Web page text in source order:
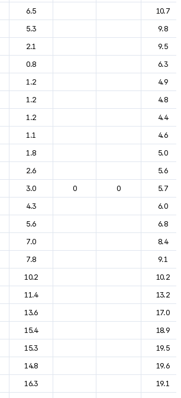
6.5
10.7
5.3
9.8
2.1
9.5
0.8
6.3
1.2
4.9
1.2
4.8
1.2
4.4
1.1
4.6
1.8
5.0
2.6
5.6
3.0 0 0
5.7
4.3
6.0
5.6
6.8
7.0
8.4
7.8
9.1
10.2
10.2
11.4
13.2
13.6
17.0
15.4
18.9
15.3
19.5
14.8
19.6
16.3
19.1